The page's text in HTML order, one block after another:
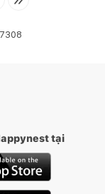
7308
tại